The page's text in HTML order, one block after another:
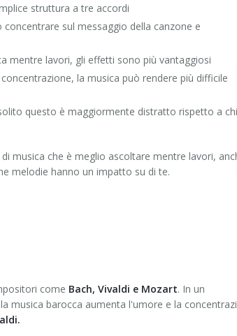
struttura a tre accordi
sul messaggio della canzone e
mentre lavori, gli effetti sono più vantaggiosi
la musica può rendere più difficile
questo è maggiormente distratto rispetto a chi
musica che è meglio ascoltare mentre lavori,
melodie hanno un impatto su di te.
come Bach, Vivaldi e Mozart. In un
musica barocca aumenta l'umore e la